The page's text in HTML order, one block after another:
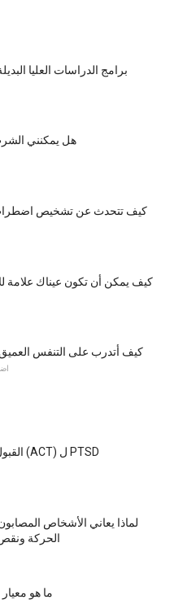
6 برامج الدراسات العليا
هل يمكنني
كيف تتحدث عن تشخيص
كيف يمكن أن تكون عيناك علامة
كيف أتدرب على التنفس
القبول والعلاج الالتزام (ACT) ل PTSD
لماذا يعاني الأشخاص
الحركة ونقص
ما هو معيار